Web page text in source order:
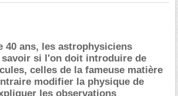
40 ans, les astrophysiciens
si l'on doit introduire de
celles de la fameuse matière
modifier la physique de
les observations